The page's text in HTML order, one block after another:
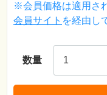
※会員価格は適用さ
会員サイト を経由し
数量